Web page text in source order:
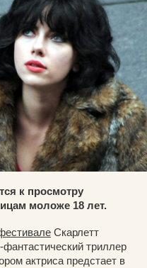
к просмотру
моложе 18 лет.
Скарлетт
триллер
актриса предстает в